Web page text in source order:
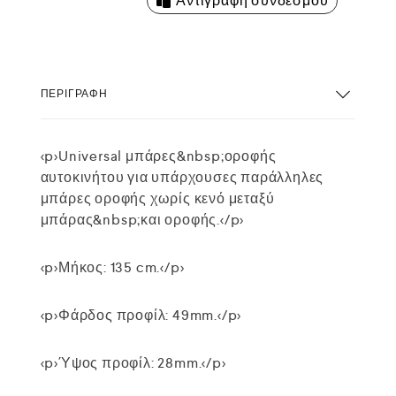
ΠΕΡΙΓΡΑΦΉ
<p>Universal μπάρες&nbsp;οροφής
αυτοκινήτου για υπάρχουσες παράλληλες
μπάρες οροφής χωρίς κενό μεταξύ
μπάρας&nbsp;και οροφής.</p>
<p>Μήκος: 135 cm.</p>
<p>Φάρδος προφίλ: 49mm.</p>
<p>Ύψος προφίλ: 28mm.</p>